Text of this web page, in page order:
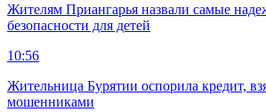
Жителям Приангарья назвали самые
безопасности для детей
10:56
Жительница Бурятии оспорила кредит,
мошенниками